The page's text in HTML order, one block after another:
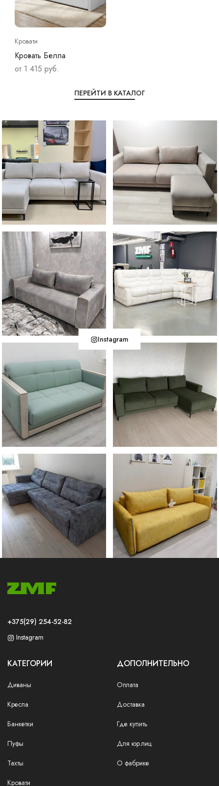
Кровати
Кровать Белла
от 1 415 руб.
ПЕРЕЙТИ В КАТАЛОГ
Instagram
+375(29) 254-52-82
Instagram
КАТЕГОРИИ
Диваны
Кресла
Банкетки
Пуфы
Тахты
Кровати
ДОПОЛНИТЕЛЬНО
Оплата
Доставка
Где купить
Для юр.лиц
О фабрике